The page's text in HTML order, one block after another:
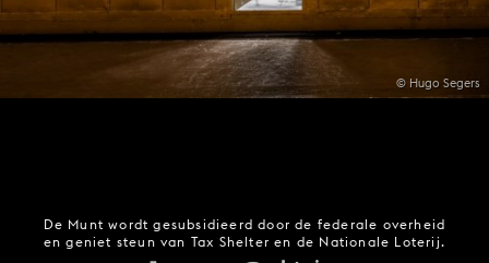
© Hugo Segers
De Munt wordt gesubsidieerd door de federale overheid
en geniet steun van Tax Shelter en de Nationale Loterij.